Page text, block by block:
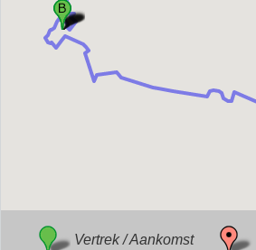
Vertrek / Aankomst